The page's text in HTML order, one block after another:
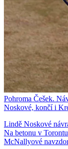
Pohroma Češek.
Noskové, končí i
Lindě Noskové
Na betonu v
McNallyové